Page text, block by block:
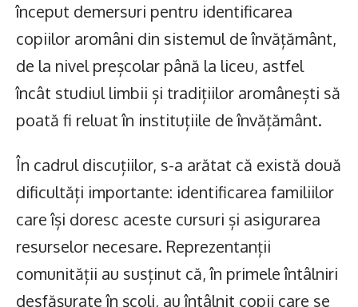
început demersuri pentru identificarea
copiilor aromâni din sistemul de învățământ,
de la nivel preșcolar până la liceu, astfel
încât studiul limbii și tradițiilor aromânești să
poată fi reluat în instituțiile de învățământ.
În cadrul discuțiilor, s-a arătat că există două
dificultăți importante: identificarea familiilor
care își doresc aceste cursuri și asigurarea
resurselor necesare. Reprezentanții
comunității au susținut că, în primele întâlniri
desfășurate în școli, au întâlnit copii care se